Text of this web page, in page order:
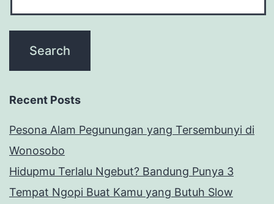
Recent Posts
Pesona Alam Pegunungan yang Tersembunyi di
Wonosobo
Hidupmu Terlalu Ngebut? Bandung Punya 3
Tempat Ngopi Buat Kamu yang Butuh Slow